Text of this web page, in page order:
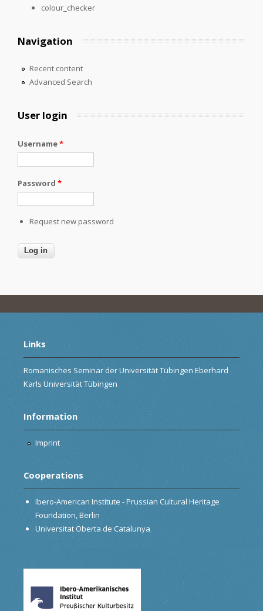
colour_checker
Navigation
Recent content
Advanced Search
User login
Username*
Password *
Request new password
Links
Romanisches Seminar der Universität Tübingen Eberhard
Karls Universität Tübingen
Information
Imprint
Cooperations
Ibero-American Institute - Prussian Cultural Heritage
Foundation, Berlin
Universitat Oberta de Catalunya